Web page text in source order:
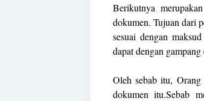
Berikutnya
dokumen. Tujuan dari
sesuai dengan
dapat dengan
Oleh sebab itu,
dokumen itu.Sebab